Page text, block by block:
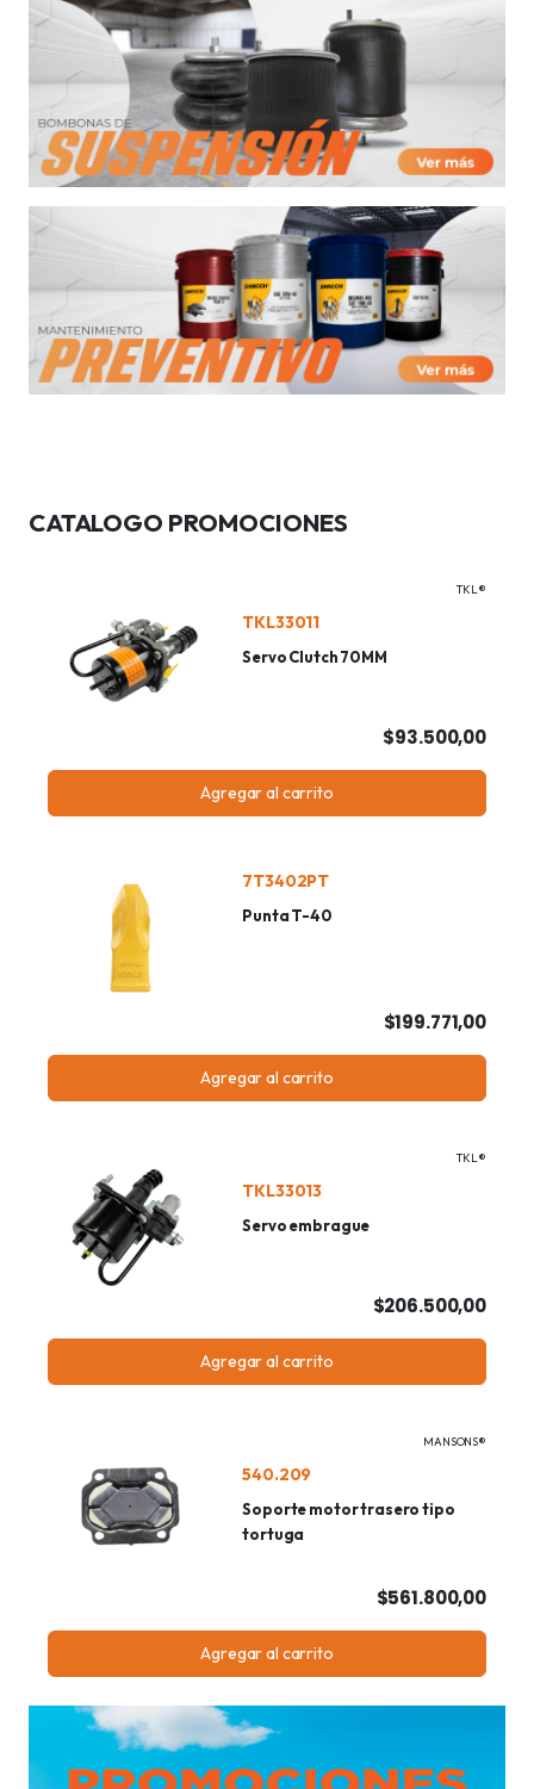
CATALOGO PROMOCIONES
TKL®
TKL33011
Servo Clutch 70MM
$93.500,00
Agregar al carrito
7T3402PT
Punta T-40
$199.771,00
Agregar al carrito
TKL®
TKL33013
Servo embrague
$206.500,00
Agregar al carrito
MANSONS®
540.209
Soporte motor trasero tipo
tortuga
$561.800,00
Agregar al carrito